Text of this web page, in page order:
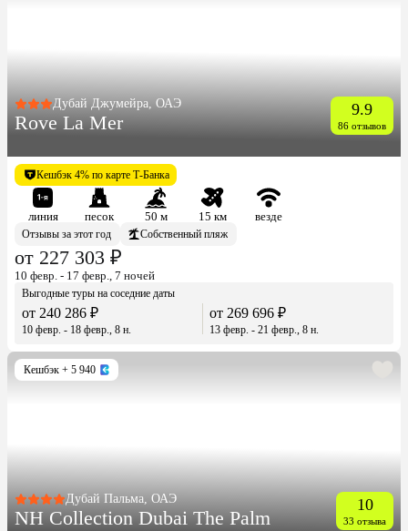
Дубай Джумейра, ОАЭ
Rove La Mer
9.9
86 отзывов
Кешбэк 4% по карте Т-Банка
линия песок 50 м 15 км
везде
Отзывы за этот год
Собственный пляж
от 227 303 ₽
10 февр. - 17 февр., 7 ночей
Выгодные туры на соседние даты
от 240 286 ₽
10 февр. - 18 февр., 8 н.
от 269 696 ₽
13 февр. - 21 февр., 8 н.
Кешбэк + 5 940
Дубай Пальма, ОАЭ
NH Collection Dubai The Palm
10
33 отзыва